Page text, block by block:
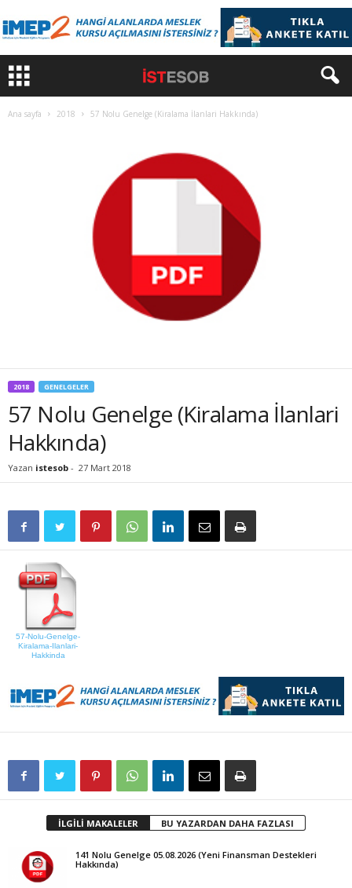
Ana sayfa 2018 57 Nolu Genelge (Kiralama İlanlari Hakkında)
2018 GENELGELER
57 Nolu Genelge (Kiralama İlanlari
Hakkında)
Yazan istesob - 27 Mart 2018
57-Nolu-Genelge-
Kiralama-Ilanlari-
Hakkinda
İLGİLİ MAKALELER BU YAZARDAN DAHA FAZLASI
141 Nolu Genelge 05.08.2026 (Yeni Finansman Destekleri
Hakkında)